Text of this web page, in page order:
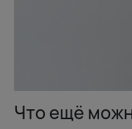
Что ещё